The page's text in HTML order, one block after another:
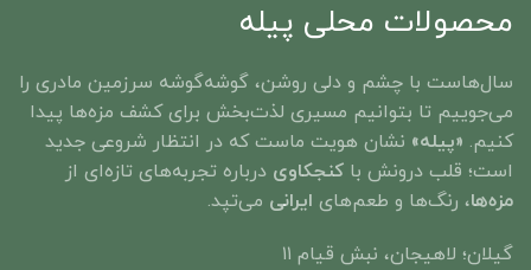
محصولات محلی پیله
سال‌هاست با چشم و دلی روشن، گوشه‌گوشه‌ سرزمین مادری را
می‌جوییم تا بتوانیم مسیری لذت‌بخش برای کشف مزه‌ها پیدا
کنیم. «پیله» نشان هویت ماست که در انتظار شروعی جدید
است؛ قلب درونش با کنجکاوی درباره تجربه‌های تازه‌ای از
مزه‌ها، رنگ‌ها و طعم‌های ایرانی می‌تپد. ​
گیلان؛ لاهیجان، نبش قیام ۱۱